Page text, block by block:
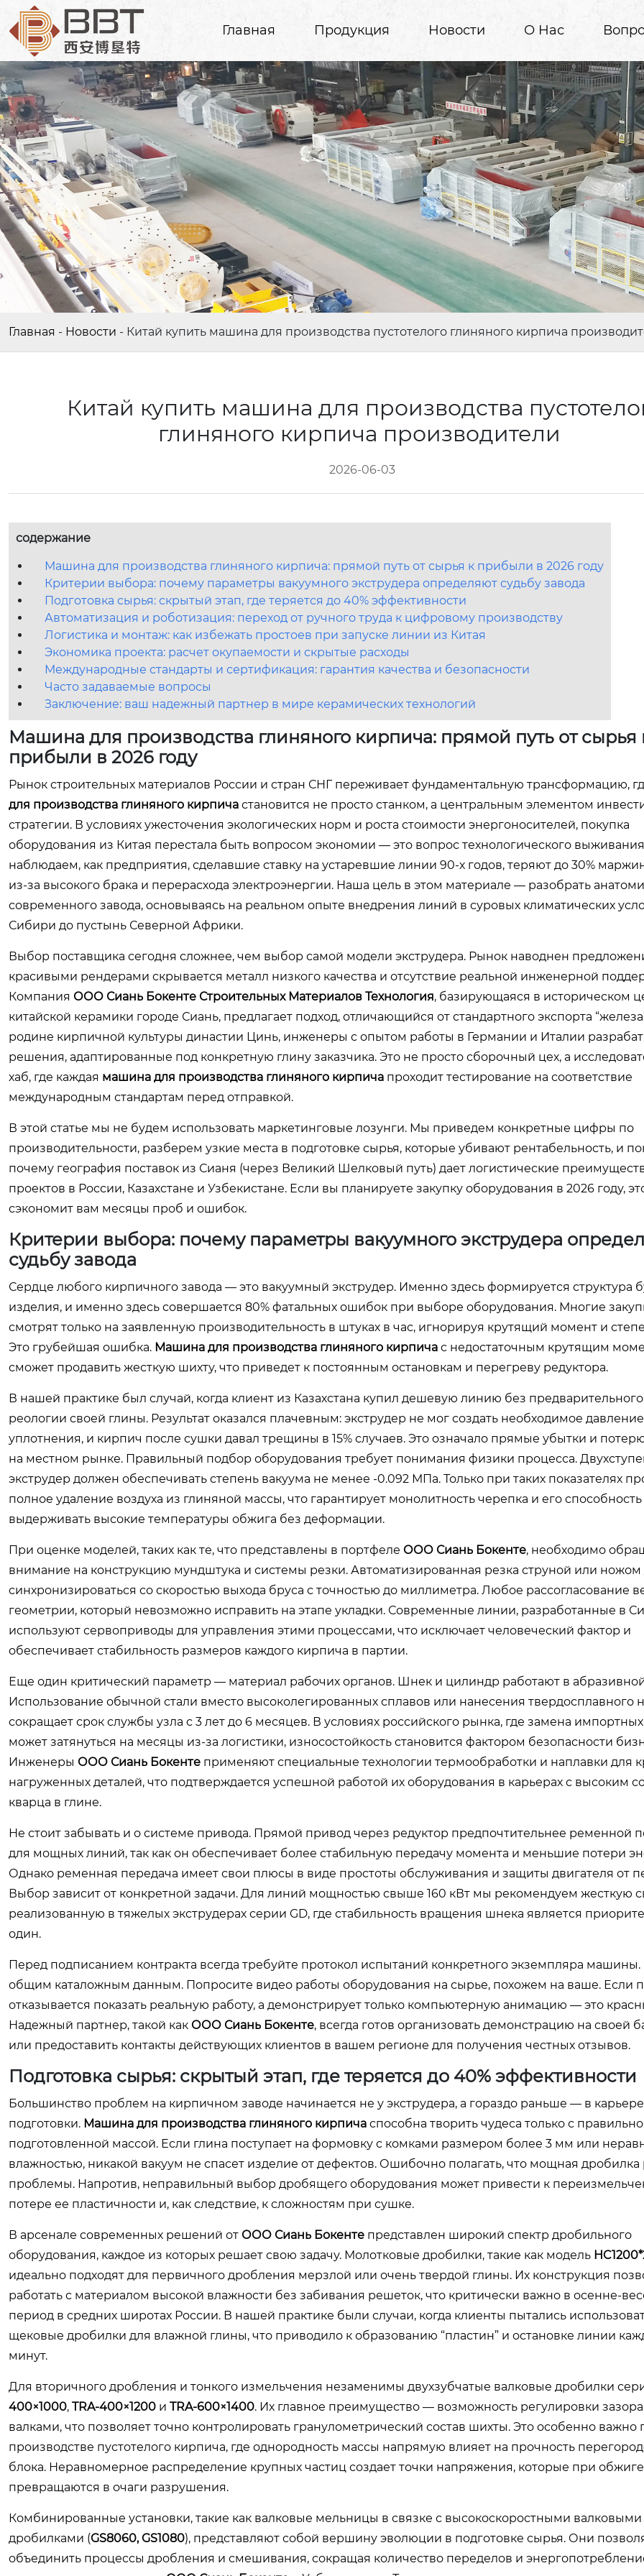
Главная Продукция Новости О Нас
Главная - Новости - Китай купить машина для производства пустотелого глиняного кирпича
Китай купить машина для производства
глиняного кирпича производители
2026-06-03
содержание
Машина для производства глиняного кирпича: прямой путь от сырья к прибыли в 2026 году
Критерии выбора: почему параметры вакуумного экструдера определяют судьбу завода
Подготовка сырья: скрытый этап, где теряется до 40% эффективности
Автоматизация и роботизация: переход от ручного труда к цифровому производству
Логистика и монтаж: как избежать простоев при запуске линии из Китая
Экономика проекта: расчет окупаемости и скрытые расходы
Международные стандарты и сертификация: гарантия качества и безопасности
Часто задаваемые вопросы
Заключение: ваш надежный партнер в мире керамических технологий
Машина для производства глиняного кирпича: прямой путь от сырья
прибыли в 2026 году
Рынок строительных материалов России и стран СНГ переживает фундаментальную трансформацию,
для производства глиняного кирпича становится не просто станком, а центральным элементом
стратегии. В условиях ужесточения экологических норм и роста стоимости энергоносителей, покупка
оборудования из Китая перестала быть вопросом экономии — это вопрос технологического
наблюдаем, как предприятия, сделавшие ставку на устаревшие линии 90-х годов, теряют до 30%
из-за высокого брака и перерасхода электроэнергии. Наша цель в этом материале — разобрать
современного завода, основываясь на реальном опыте внедрения линий в суровых климатических
Сибири до пустынь Северной Африки.
Выбор поставщика сегодня сложнее, чем выбор самой модели экструдера. Рынок наводнен
красивыми рендерами скрывается металл низкого качества и отсутствие реальной инженерной
Компания ООО Сиань Бокенте Строительных Материалов Технология, базирующаяся в историческом
китайской керамики городе Сиань, предлагает подход, отличающийся от стандартного экспорта
родине кирпичной культуры династии Цинь, инженеры с опытом работы в Германии и Италии
решения, адаптированные под конкретную глину заказчика. Это не просто сборочный цех, а
хаб, где каждая машина для производства глиняного кирпича проходит тестирование на соответствие
международным стандартам перед отправкой.
В этой статье мы не будем использовать маркетинговые лозунги. Мы приведем конкретные цифры по
производительности, разберем узкие места в подготовке сырья, которые убивают рентабельность, и
почему география поставок из Сианя (через Великий Шелковый путь) дает логистические
проектов в России, Казахстане и Узбекистане. Если вы планируете закупку оборудования в 2026 году,
сэкономит вам месяцы проб и ошибок.
Критерии выбора: почему параметры вакуумного экструдера
судьбу завода
Сердце любого кирпичного завода — это вакуумный экструдер. Именно здесь формируется структура
изделия, и именно здесь совершается 80% фатальных ошибок при выборе оборудования. Многие
смотрят только на заявленную производительность в штуках в час, игнорируя крутящий момент и
Это грубейшая ошибка. Машина для производства глиняного кирпича с недостаточным крутящим
сможет продавить жесткую шихту, что приведет к постоянным остановкам и перегреву редуктора.
В нашей практике был случай, когда клиент из Казахстана купил дешевую линию без
реологии своей глины. Результат оказался плачевным: экструдер не мог создать необходимое давление
уплотнения, и кирпич после сушки давал трещины в 15% случаев. Это означало прямые убытки и
на местном рынке. Правильный подбор оборудования требует понимания физики процесса.
экструдер должен обеспечивать степень вакуума не менее -0.092 МПа. Только при таких показателях
полное удаление воздуха из глиняной массы, что гарантирует монолитность черепка и его способность
выдерживать высокие температуры обжига без деформации.
При оценке моделей, таких как те, что представлены в портфеле ООО Сиань Бокенте, необходимо
внимание на конструкцию мундштука и системы резки. Автоматизированная резка струной или
синхронизироваться со скоростью выхода бруса с точностью до миллиметра. Любое рассогласование
геометрии, который невозможно исправить на этапе укладки. Современные линии, разработанные в
используют сервоприводы для управления этими процессами, что исключает человеческий фактор и
обеспечивает стабильность размеров каждого кирпича в партии.
Еще один критический параметр — материал рабочих органов. Шнек и цилиндр работают в
Использование обычной стали вместо высоколегированных сплавов или нанесения твердосплавного
сокращает срок службы узла с 3 лет до 6 месяцев. В условиях российского рынка, где замена
может затянуться на месяцы из-за логистики, износостойкость становится фактором безопасности
Инженеры ООО Сиань Бокенте применяют специальные технологии термообработки и наплавки для
нагруженных деталей, что подтверждается успешной работой их оборудования в карьерах с высоким
кварца в глине.
Не стоит забывать и о системе привода. Прямой привод через редуктор предпочтительнее ременной
для мощных линий, так как он обеспечивает более стабильную передачу момента и меньшие потери
Однако ременная передача имеет свои плюсы в виде простоты обслуживания и защиты двигателя от
Выбор зависит от конкретной задачи. Для линий мощностью свыше 160 кВт мы рекомендуем жесткую
реализованную в тяжелых экструдерах серии GD, где стабильность вращения шнека является
один.
Перед подписанием контракта всегда требуйте протокол испытаний конкретного экземпляра машины.
общим каталожным данным. Попросите видео работы оборудования на сырье, похожем на ваше. Если
отказывается показать реальную работу, а демонстрирует только компьютерную анимацию — это
Надежный партнер, такой как ООО Сиань Бокенте, всегда готов организовать демонстрацию на своей
или предоставить контакты действующих клиентов в вашем регионе для получения честных отзывов.
Подготовка сырья: скрытый этап, где теряется до 40% эффективности
Большинство проблем на кирпичном заводе начинается не у экструдера, а гораздо раньше — в
подготовки. Машина для производства глиняного кирпича способна творить чудеса только с правильно
подготовленной массой. Если глина поступает на формовку с комками размером более 3 мм или
влажностью, никакой вакуум не спасет изделие от дефектов. Ошибочно полагать, что мощная
проблемы. Напротив, неправильный выбор дробящего оборудования может привести к
потере ее пластичности и, как следствие, к сложностям при сушке.
В арсенале современных решений от ООО Сиань Бокенте представлен широкий спектр дробильного
оборудования, каждое из которых решает свою задачу. Молотковые дробилки, такие как модель
идеально подходят для первичного дробления мерзлой или очень твердой глины. Их конструкция
работать с материалом высокой влажности без забивания решеток, что критически важно в осенне-
период в средних широтах России. В нашей практике были случаи, когда клиенты пытались
щековые дробилки для влажной глины, что приводило к образованию “пластин” и остановке линии
минут.
Для вторичного дробления и тонкого измельчения незаменимы двухзубчатые валковые дробилки
400×1000, TRA-400×1200 и TRA-600×1400. Их главное преимущество — возможность регулировки
валками, что позволяет точно контролировать гранулометрический состав шихты. Это особенно важно
производстве пустотелого кирпича, где однородность массы напрямую влияет на прочность
блока. Неравномерное распределение крупных частиц создает точки напряжения, которые при обжиге
превращаются в очаги разрушения.
Комбинированные установки, такие как валковые мельницы в связке с высокоскоростными валковыми
дробилками (GS8060, GS1080), представляют собой вершину эволюции в подготовке сырья. Они
объединить процессы дробления и смешивания, сокращая количество переделов и